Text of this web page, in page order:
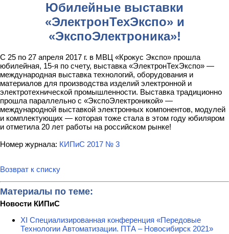
Юбилейные выставки
«ЭлектронТехЭкспо» и
«ЭкспоЭлектроника»!
С 25 по 27 апреля 2017 г. в МВЦ «Крокус Экспо» прошла
юбилейная, 15-я по счету, выставка «ЭлектронТехЭкспо» —
международная выставка технологий, оборудования и
материалов для производства изделий электронной и
электротехнической промышленности. Выставка традиционно
прошла параллельно с «ЭкспоЭлектроникой» —
международной выставкой электронных компонентов, модулей
и комплектующих — которая тоже стала в этом году юбиляром
и отметила 20 лет работы на российском рынке!
Номер журнала: КИПиС 2017 № 3
Возврат к списку
Материалы по теме:
Новости КИПиС
XI Специализированная конференция «Передовые
Технологии Автоматизации. ПТА – Новосибирск 2021»